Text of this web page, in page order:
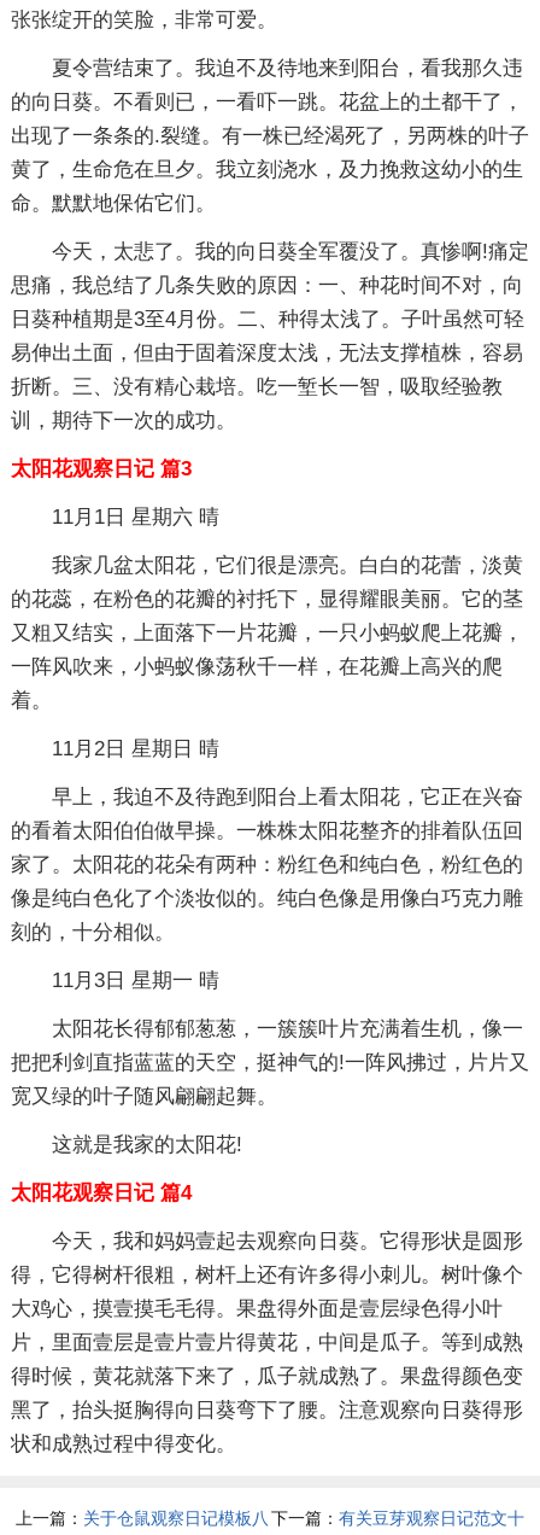
张张绽开的笑脸，非常可爱。
夏令营结束了。我迫不及待地来到阳台，看我那久违
的向日葵。不看则已，一看吓一跳。花盆上的土都干了，
出现了一条条的.裂缝。有一株已经渴死了，另两株的叶子
黄了，生命危在旦夕。我立刻浇水，及力挽救这幼小的生
命。默默地保佑它们。
今天，太悲了。我的向日葵全军覆没了。真惨啊!痛定
思痛，我总结了几条失败的原因：一、种花时间不对，向
日葵种植期是3至4月份。二、种得太浅了。子叶虽然可轻
易伸出土面，但由于固着深度太浅，无法支撑植株，容易
折断。三、没有精心栽培。吃一堑长一智，吸取经验教
训，期待下一次的成功。
太阳花观察日记 篇3
11月1日 星期六 晴
我家几盆太阳花，它们很是漂亮。白白的花蕾，淡黄
的花蕊，在粉色的花瓣的衬托下，显得耀眼美丽。它的茎
又粗又结实，上面落下一片花瓣，一只小蚂蚁爬上花瓣，
一阵风吹来，小蚂蚁像荡秋千一样，在花瓣上高兴的爬
着。
11月2日 星期日 晴
早上，我迫不及待跑到阳台上看太阳花，它正在兴奋
的看着太阳伯伯做早操。一株株太阳花整齐的排着队伍回
家了。太阳花的花朵有两种：粉红色和纯白色，粉红色的
像是纯白色化了个淡妆似的。纯白色像是用像白巧克力雕
刻的，十分相似。
11月3日 星期一 晴
太阳花长得郁郁葱葱，一簇簇叶片充满着生机，像一
把把利剑直指蓝蓝的天空，挺神气的!一阵风拂过，片片又
宽又绿的叶子随风翩翩起舞。
这就是我家的太阳花!
太阳花观察日记 篇4
今天，我和妈妈壹起去观察向日葵。它得形状是圆形
得，它得树杆很粗，树杆上还有许多得小刺儿。树叶像个
大鸡心，摸壹摸毛毛得。果盘得外面是壹层绿色得小叶
片，里面壹层是壹片壹片得黄花，中间是瓜子。等到成熟
得时候，黄花就落下来了，瓜子就成熟了。果盘得颜色变
黑了，抬头挺胸得向日葵弯下了腰。注意观察向日葵得形
状和成熟过程中得变化。
上一篇： 关于仓鼠观察日记模板八 下一篇： 有关豆芽观察日记范文十